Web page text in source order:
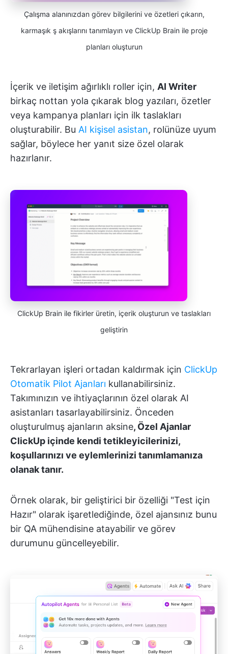
Çalışma alanınızdan görev bilgilerini ve özetleri çıkarın,
karmaşık ş akışlarını tanımlayın ve ClickUp Brain ile proje
planları oluşturun
İçerik ve iletişim ağırlıklı roller için, AI Writer
birkaç nottan yola çıkarak blog yazıları, özetler
veya kampanya planları için ilk taslakları
oluşturabilir. Bu AI kişisel asistan, rolünüze uyum
sağlar, böylece her yanıt size özel olarak
hazırlanır.
ClickUp Brain ile fikirler üretin, içerik oluşturun ve taslakları
geliştirin
Tekrarlayan işleri ortadan kaldırmak için ClickUp
Otomatik Pilot Ajanları kullanabilirsiniz.
Takımınızın ve ihtiyaçlarının özel olarak AI
asistanları tasarlayabilirsiniz. Önceden
oluşturulmuş ajanların aksine, Özel Ajanlar
ClickUp içinde kendi tetikleyicilerinizi,
koşullarınızı ve eylemlerinizi tanımlamanıza
olanak tanır.
Örnek olarak, bir geliştirici bir özelliği "Test için
Hazır" olarak işaretlediğinde, özel ajansınız bunu
bir QA mühendisine atayabilir ve görev
durumunu güncelleyebilir.